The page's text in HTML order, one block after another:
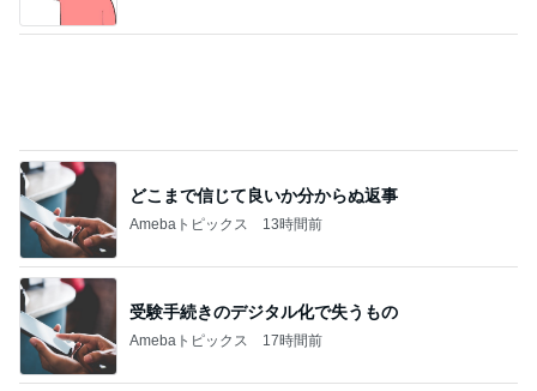
受験手続きのデジタル化で失うもの
Amebaトピックス 17時間前